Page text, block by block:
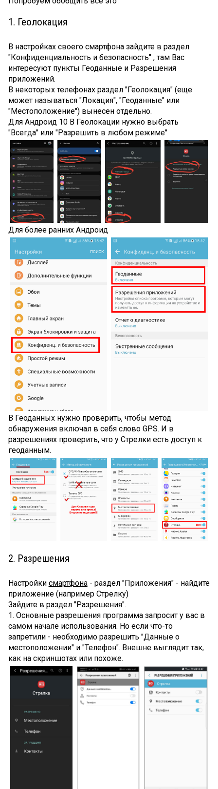
1. Геолокация
В настройках своего смартфона зайдите в раздел
"Конфиденциальность и безопасность" , там Вас
интересуют пункты Геоданные и Разрешения
приложений.
В некоторых телефонах раздел "Геолокация" (еще
может называться "Локация", "Геоданные" или
"Местоположение") вынесен отдельно.
Для Андроид 10 В Геолокации нужно выбрать
"Всегда" или "Разрешить в любом режиме"
Для более ранних Андроид
В Геоданных нужно проверить, чтобы метод
обнаружения включал в себя слово GPS. И в
разрешениях проверить, что у Стрелки есть доступ к
геоданным.
2. Разрешения
Настройки смартфона- раздел "Приложения" - найдите
приложение (например Стрелку)
Зайдите в раздел "Разрешения".
1. Основные разрешения программа запросит у вас в
самом начале использования. Но если что-то
запретили - необходимо разрешить "Данные о
местоположении" и "Телефон". Внешне выглядит так,
как на скриншотах или похоже.